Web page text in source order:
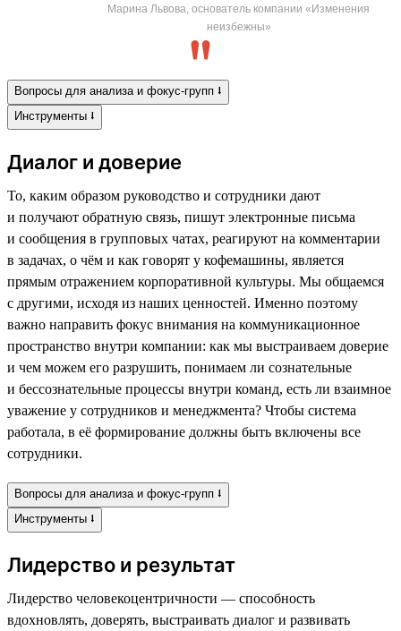
Марина Львова, основатель компании «Изменения
неизбежны»
Вопросы для анализа и фокус-групп ⭣
Инструменты ⭣
Диалог и доверие
То, каким образом руководство и сотрудники дают
и получают обратную связь, пишут электронные письма
и сообщения в групповых чатах, реагируют на комментарии
в задачах, о чём и как говорят у кофемашины, является
прямым отражением корпоративной культуры. Мы общаемся
с другими, исходя из наших ценностей. Именно поэтому
важно направить фокус внимания на коммуникационное
пространство внутри компании: как мы выстраиваем доверие
и чем можем его разрушить, понимаем ли сознательные
и бессознательные процессы внутри команд, есть ли взаимное
уважение у сотрудников и менеджмента? Чтобы система
работала, в её формирование должны быть включены все
сотрудники.
Вопросы для анализа и фокус-групп ⭣
Инструменты ⭣
Лидерство и результат
Лидерство человекоцентричности — способность
вдохновлять, доверять, выстраивать диалог и развивать